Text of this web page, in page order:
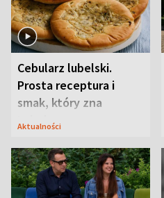
Cebularz lubelski.
Prosta receptura i
smak, który zna
Lubelszczyzna
Aktualności